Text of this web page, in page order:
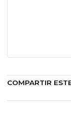
COMPARTIR